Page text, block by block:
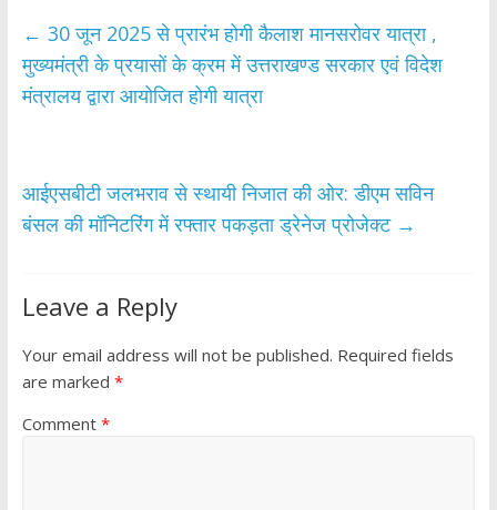
b
o
o
er s
A
p
e
← 30 जून 2025 से प्रारंभ होगी कैलाश मानसरोवर यात्रा ,
मुख्यमंत्री के प्रयासों के क्रम में उत्तराखण्ड सरकार एवं विदेश
मंत्रालय द्वारा आयोजित होगी यात्रा
आईएसबीटी जलभराव से स्थायी निजात की ओर: डीएम सविन
बंसल की मॉनिटरिंग में रफ्तार पकड़ता ड्रेनेज प्रोजेक्ट →
Leave a Reply
Your email address will not be published. Required fields
are marked *
Comment *